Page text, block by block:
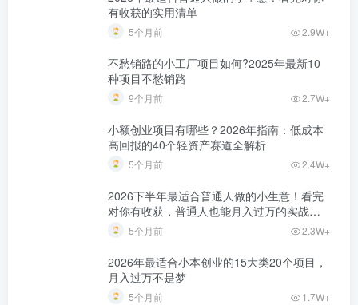
有收获的实用清单
5个月前 2.9W+
不愁销路的小工厂项目如何?2025年最新10
种项目不愁销路
9个月前 2.7W+
小额创业项目有哪些？2026年指南：低成本
高回报的40个轻资产赛道全解析
5个月前 2.4W+
2026下半年最适合普通人做的小生意！看完
对你有收获，普通人也能月入过万的实战路
子
5个月前 2.3W+
2026年最适合小本创业的15大类20个项目，
月入过万不是梦
5个月前 1.7W+